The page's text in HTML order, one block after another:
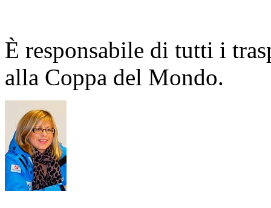
È responsabile di tutti i
alla Coppa del Mondo.